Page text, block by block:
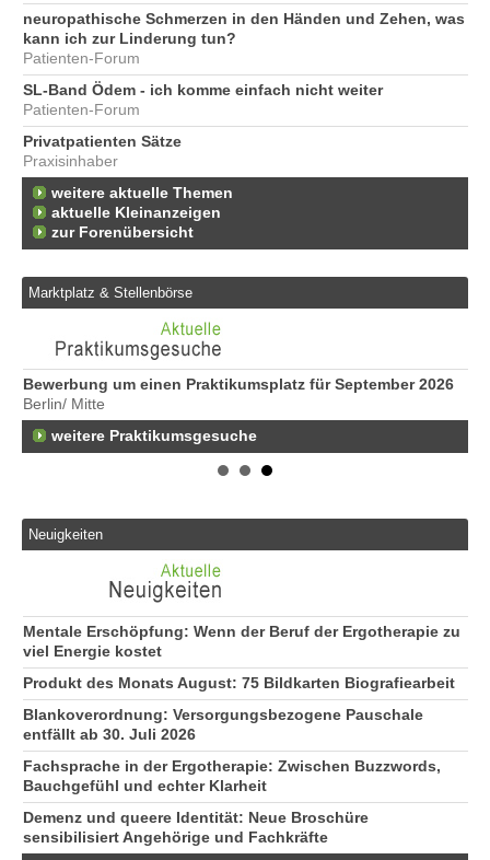
neuropathische Schmerzen in den Händen und Zehen, was
kann ich zur Linderung tun?
Patienten-Forum
SL-Band Ödem - ich komme einfach nicht weiter
Patienten-Forum
Privatpatienten Sätze
Praxisinhaber
weitere aktuelle Themen
aktuelle Kleinanzeigen
zur Forenübersicht
Marktplatz & Stellenbörse
Bewerbung um einen Praktikumsplatz für September 2026
Berlin/ Mitte
weitere Praktikumsgesuche
Neuigkeiten
Mentale Erschöpfung: Wenn der Beruf der Ergotherapie zu
viel Energie kostet
Produkt des Monats August: 75 Bildkarten Biografiearbeit
Blankoverordnung: Versorgungsbezogene Pauschale
entfällt ab 30. Juli 2026
Fachsprache in der Ergotherapie: Zwischen Buzzwords,
Bauchgefühl und echter Klarheit
Demenz und queere Identität: Neue Broschüre
sensibilisiert Angehörige und Fachkräfte